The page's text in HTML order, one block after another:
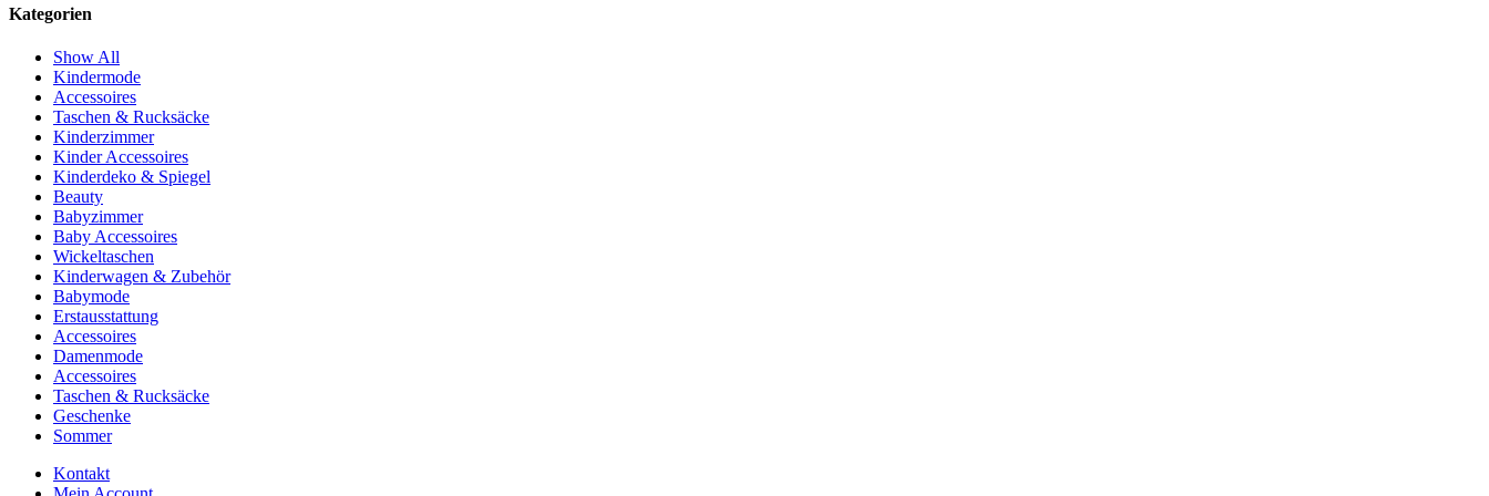
Kategorien
Show All
Kindermode
Accessoires
Taschen & Rucksäcke
Kinderzimmer
Kinder Accessoires
Kinderdeko & Spiegel
Beauty
Babyzimmer
Baby Accessoires
Wickeltaschen
Kinderwagen & Zubehör
Babymode
Erstausstattung
Accessoires
Damenmode
Accessoires
Taschen & Rucksäcke
Geschenke
Sommer
Kontakt